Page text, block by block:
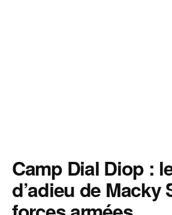
Camp Dial Diop :
d’adieu de Macky